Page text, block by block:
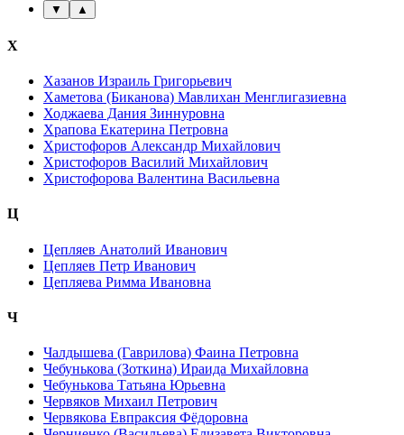
▼ ▲
Х
Хазанов Израиль Григорьевич
Хаметова (Биканова) Мавлихан Менглигазиевна
Ходжаева Дания Зиннуровна
Храпова Екатерина Петровна
Христофоров Александр Михайлович
Христофоров Василий Михайлович
Христофорова Валентина Васильевна
Ц
Цепляев Анатолий Иванович
Цепляев Петр Иванович
Цепляева Римма Ивановна
Ч
Чалдышева (Гаврилова) Фаина Петровна
Чебунькова (Зоткина) Ираида Михайловна
Чебунькова Татьяна Юрьевна
Червяков Михаил Петрович
Червякова Евпраксия Фёдоровна